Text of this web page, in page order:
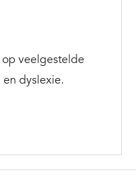
veelgestelde
dyslexie.